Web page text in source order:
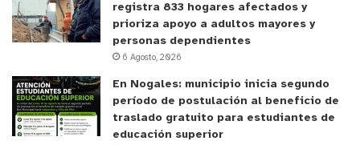
registra 833 hogares afectados y
prioriza apoyo a adultos mayores y
personas dependientes
6 Agosto, 2026
En Nogales: municipio inicia segundo
período de postulación al beneficio de
traslado gratuito para estudiantes de
educación superior